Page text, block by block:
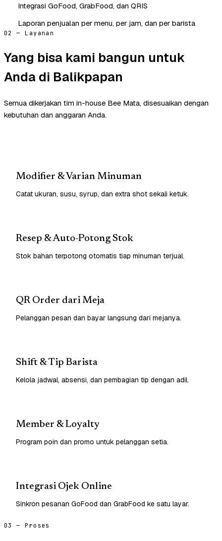
Integrasi GoFood, GrabFood, dan QRIS
Laporan penjualan per menu, per jam, dan per barista
02 — Layanan
Yang bisa kami bangun untuk
Anda di Balikpapan
Semua dikerjakan tim in-house Bee Mata, disesuaikan dengan
kebutuhan dan anggaran Anda.
Modifier & Varian Minuman
Catat ukuran, susu, syrup, dan extra shot sekali ketuk.
Resep & Auto-Potong Stok
Stok bahan terpotong otomatis tiap minuman terjual.
QR Order dari Meja
Pelanggan pesan dan bayar langsung dari mejanya.
Shift & Tip Barista
Kelola jadwal, absensi, dan pembagian tip dengan adil.
Member & Loyalty
Program poin dan promo untuk pelanggan setia.
Integrasi Ojek Online
Sinkron pesanan GoFood dan GrabFood ke satu layar.
03 — Proses